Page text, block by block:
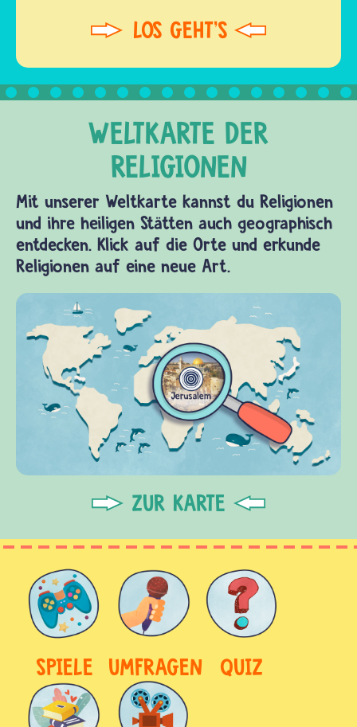
Mit unserer Weltkarte kannst du Religionen
und ihre heiligen Stätten auch geographisch
entdecken. Klick auf die Orte und erkunde
Religionen auf eine neue Art.
ZUR KARTE
SPIELE UMFRAGEN QUIZ